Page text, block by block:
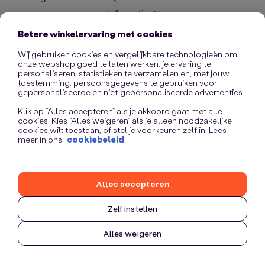
information).
Betere winkelervaring met cookies
Wij gebruiken cookies en vergelijkbare technologieën om
onze webshop goed te laten werken, je ervaring te
personaliseren, statistieken te verzamelen en, met jouw
toestemming, persoonsgegevens te gebruiken voor
gepersonaliseerde en niet-gepersonaliseerde advertenties.
Klik op “Alles accepteren” als je akkoord gaat met alle
cookies. Kies “Alles weigeren” als je alleen noodzakelijke
cookies wilt toestaan, of stel je voorkeuren zelf in. Lees
meer in ons cookiebeleid
Zelf instellen
Alles weigeren
Alles accepteren